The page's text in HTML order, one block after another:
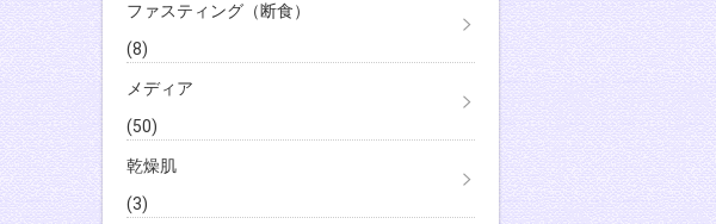
ファスティング（断食）
(8)
メディア
(50)
乾燥肌
(3)